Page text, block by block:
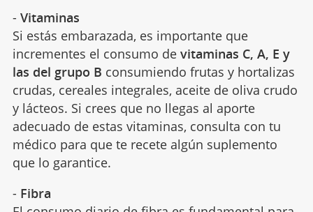
- Vitaminas
Si estás embarazada, es importante que
incrementes el consumo de vitaminas C, A, E y
las del grupo B consumiendo frutas y hortalizas
crudas, cereales integrales, aceite de oliva crudo
y lácteos. Si crees que no llegas al aporte
adecuado de estas vitaminas, consulta con tu
médico para que te recete algún suplemento
que lo garantice.
- Fibra